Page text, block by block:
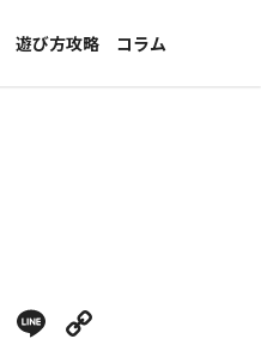
遊び方攻略
コラム
インタビュー
X Line